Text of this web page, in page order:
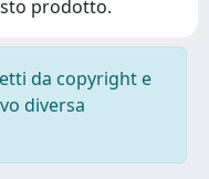
prodotto.
da copyright e
diversa